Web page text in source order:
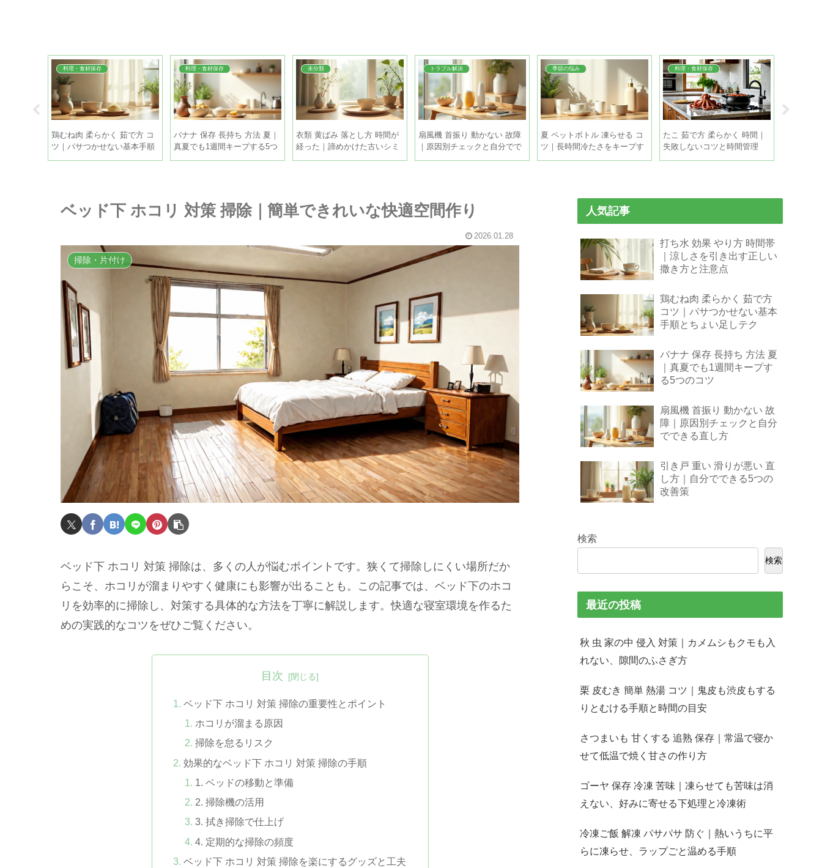
料理・食材保存
鶏むね肉 柔らかく 茹で方 コ
ツ｜パサつかせない基本手順
とちょい足しテク
料理・食材保存
バナナ 保存 長持ち 方法 夏｜
真夏でも1週間キープする5つ
のコツ
未分類
衣類 黄ばみ 落とし方 時間が
経った｜諦めかけた古いシミ
も家庭で復活させる方法
トラブル解決
扇風機 首振り 動かない 故障
｜原因別チェックと自分でで
きる直し方
季節の悩み
夏 ペットボトル 凍らせる コ
ツ｜長時間冷たさをキープす
る5つの方法
料理・食材保存
たこ 茹で方 柔らかく 時間｜
失敗しないコツと時間管理
ベッド下 ホコリ 対策 掃除｜簡単できれいな快適空間作り
2026.01.28
掃除・片付け
ベッド下 ホコリ 対策 掃除は、多くの人が悩むポイントです。狭くて掃除しにくい場所だか
らこそ、ホコリが溜まりやすく健康にも影響が出ることも。この記事では、ベッド下のホコ
リを効率的に掃除し、対策する具体的な方法を丁寧に解説します。快適な寝室環境を作るた
めの実践的なコツをぜひご覧ください。
目次
ベッド下 ホコリ 対策 掃除の重要性とポイント
ホコリが溜まる原因
掃除を怠るリスク
効果的なベッド下 ホコリ 対策 掃除の手順
1. ベッドの移動と準備
2. 掃除機の活用
3. 拭き掃除で仕上げ
4. 定期的な掃除の頻度
ベッド下 ホコリ 対策 掃除を楽にするグッズと工夫
人気記事
打ち水 効果 やり方 時間帯
｜涼しさを引き出す正しい
撒き方と注意点
鶏むね肉 柔らかく 茹で方
コツ｜パサつかせない基本
手順とちょい足しテク
バナナ 保存 長持ち 方法 夏
｜真夏でも1週間キープす
る5つのコツ
扇風機 首振り 動かない 故
障｜原因別チェックと自分
でできる直し方
引き戸 重い 滑りが悪い 直
し方｜自分でできる5つの
改善策
検索
検索
最近の投稿
秋 虫 家の中 侵入 対策｜カメムシもクモも入
れない、隙間のふさぎ方
栗 皮むき 簡単 熱湯 コツ｜鬼皮も渋皮もする
りとむける手順と時間の目安
さつまいも 甘くする 追熟 保存｜常温で寝か
せて低温で焼く甘さの作り方
ゴーヤ 保存 冷凍 苦味｜凍らせても苦味は消
えない、好みに寄せる下処理と冷凍術
冷凍ご飯 解凍 パサパサ 防ぐ｜熱いうちに平
らに凍らせ、ラップごと温める手順